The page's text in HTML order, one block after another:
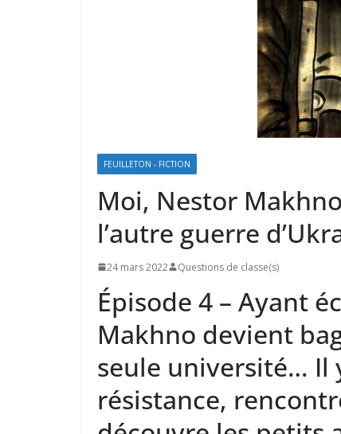
FEUILLETON - FICTION
Moi, Nestor
l’autre guerre
24 mars 2022 Questions de classe(s)
Épisode 4 – Ayant
Makhno devient
seule université… Il
résistance,